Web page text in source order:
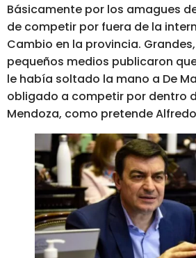
Básicamente por los amagues
de competir por fuera de la
Cambio en la provincia.
pequeños medios publicaron
le había soltado la mano a De
obligado a competir por dentro
Mendoza, como pretende